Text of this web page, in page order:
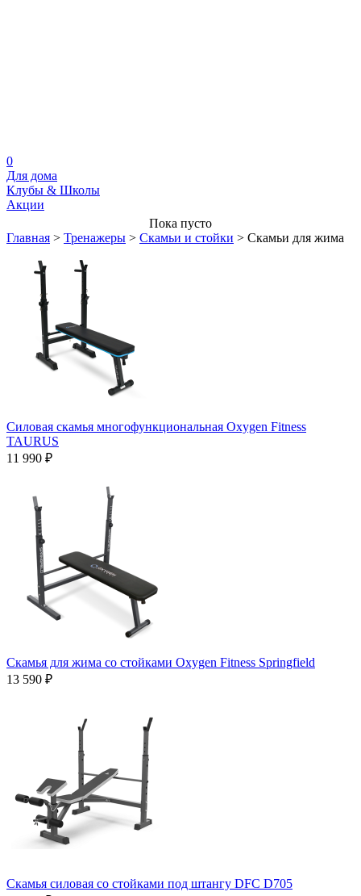
0
Для дома
Клубы & Школы
Акции
Пока пусто
Главная > Тренажеры > Скамьи и стойки > Скамьи для жима
Силовая скамья многофункциональная Oxygen Fitness
TAURUS
11 990 ₽
Скамья для жима со стойками Oxygen Fitness Springfield
13 590 ₽
Скамья силовая со стойками под штангу DFC D705